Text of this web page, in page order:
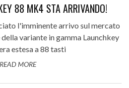
88 MK4 STA ARRIVANDO!
l'imminente arrivo sul mercato
variante in gamma Launchkey
estesa a 88 tasti
READ MORE